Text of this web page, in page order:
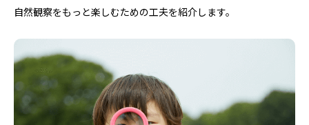
自然観察をもっと楽しむための工夫を紹介します。